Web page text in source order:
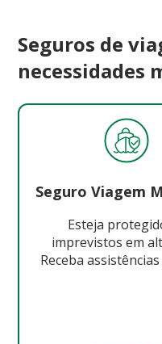
Seguros de
necessidades
Seguro Viagem
Esteja
imprevistos em
Receba